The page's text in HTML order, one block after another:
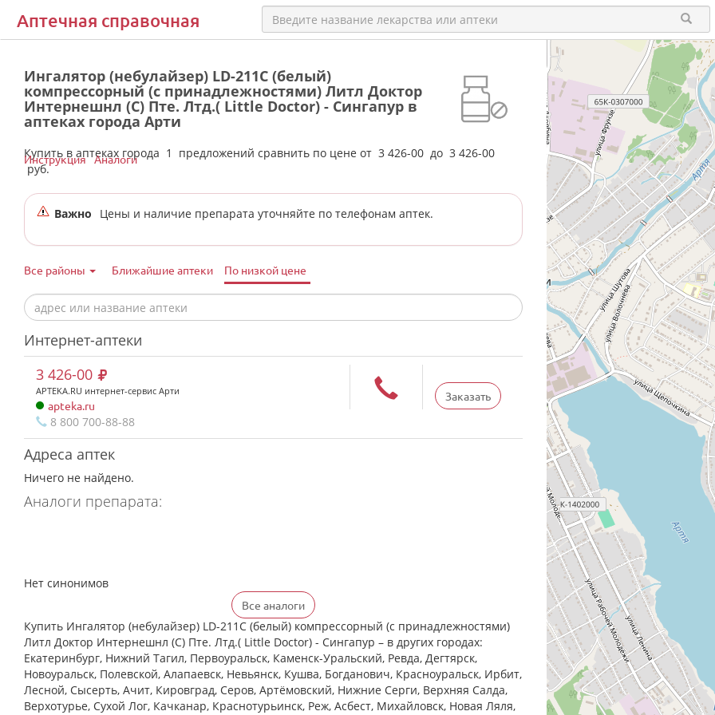
Аптечная справочная
Ингалятор (небулайзер) LD-211C (белый)
компрессорный (с принадлежностями) Литл Доктор
Интернешнл (С) Пте. Лтд.( Little Doctor) - Сингапур в
аптеках города Арти
Купить в аптеках города 1 предложений сравнить по цене от 3 426-00 до 3 426-00
руб.
Инструкция Аналоги
Важно Цены и наличие препарата уточняйте по телефонам аптек.
Все районы Ближайшие аптеки По низкой цене
Интернет-аптеки
Заказать
3 426-00
APTEKA.RU интернет-сервис Арти
apteka.ru
8 800 700-88-88
Адреса аптек
Ничего не найдено.
Аналоги препарата:
Нет синонимов
Все аналоги
Купить Ингалятор (небулайзер) LD-211C (белый) компрессорный (с принадлежностями)
Литл Доктор Интернешнл (С) Пте. Лтд.( Little Doctor) - Сингапур – в других городах:
Екатеринбург, Нижний Тагил, Первоуральск, Каменск-Уральский, Ревда, Дегтярск,
Новоуральск, Полевской, Алапаевск, Невьянск, Кушва, Богданович, Красноуральск, Ирбит,
Лесной, Сысерть, Ачит, Кировград, Серов, Артёмовский, Нижние Cерги, Верхняя Салда,
Верхотурье, Сухой Лог, Качканар, Краснотурьинск, Реж, Асбест, Михайловск, Новая Ляля,